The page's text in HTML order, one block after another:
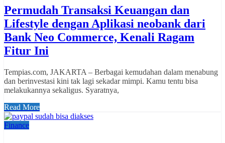
Permudah Transaksi Keuangan dan
Lifestyle dengan Aplikasi neobank dari
Bank Neo Commerce, Kenali Ragam
Fitur Ini
Tempias.com, JAKARTA – Berbagai kemudahan dalam menabung
dan berinvestasi kini tak lagi sekadar mimpi. Kamu tentu bisa
melakukannya sekaligus. Syaratnya,
Read More
Finance